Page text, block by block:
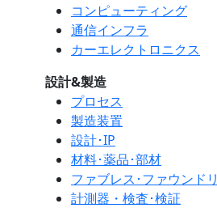
コンピューティング
通信インフラ
カーエレクトロニクス
設計&製造
プロセス
製造装置
設計･IP
材料･薬品･部材
ファブレス･ファウンドリ
計測器・検査･検証